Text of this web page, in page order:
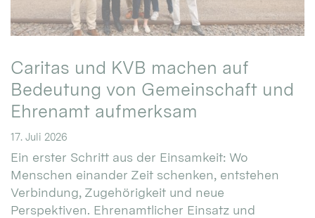
Caritas und KVB machen auf
Bedeutung von Gemeinschaft und
Ehrenamt aufmerksam
17. Juli 2026
Ein erster Schritt aus der Einsamkeit: Wo
Menschen einander Zeit schenken, entstehen
Verbindung, Zugehörigkeit und neue
Perspektiven. Ehrenamtlicher Einsatz und